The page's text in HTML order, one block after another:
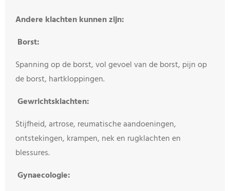
e
Andere klachten kunnen zijn:
Borst:
Spanning op de borst, vol gevoel van de borst, pijn op
de borst, hartkloppingen.
Gewrichtsklachten:
Stijfheid, artrose, reumatische aandoeningen,
ontstekingen, krampen, nek en rugklachten en
blessures.
Gynaecologie: